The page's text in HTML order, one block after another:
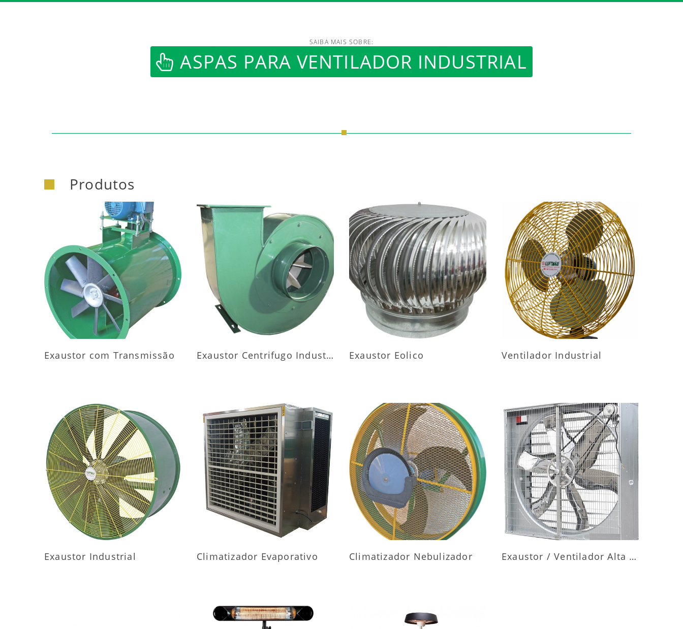
SAIBA MAIS SOBRE:
ASPAS PARA VENTILADOR INDUSTRIAL
Produtos
MAIS INFORMAÇÕES
Exaustor com Transmissão
MAIS INFORMAÇÕES
Exaustor Centrifugo Industrial
MAIS INFORMAÇÕES
Exaustor Eolico
MAIS INFORMAÇÕES
Ventilador Industrial
MAIS INFORMAÇÕES
Exaustor Industrial
MAIS INFORMAÇÕES
Climatizador Evaporativo
MAIS INFORMAÇÕES
Climatizador Nebulizador
MAIS INFORMAÇÕES
Exaustor / Ventilador Alta Vazão